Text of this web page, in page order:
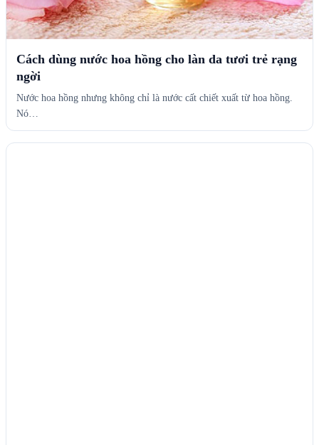
Cách dùng nước hoa hồng cho làn da tươi trẻ rạng
ngời
Nước hoa hồng nhưng không chỉ là nước cất chiết xuất từ hoa hồng.
Nó…